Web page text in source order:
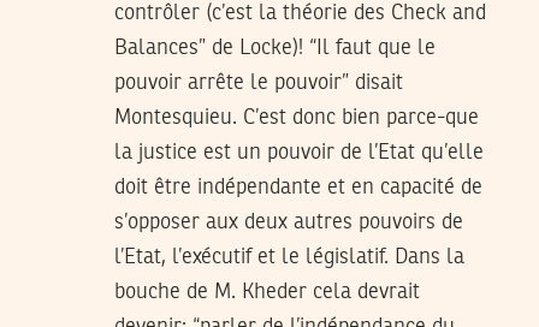
contrôler (c’est la théorie des Check and
Balances” de Locke)! “Il faut que le
pouvoir arrête le pouvoir” disait
Montesquieu. C’est donc bien parce-que
la justice est un pouvoir de l’Etat qu’elle
doit être indépendante et en capacité de
s’opposer aux deux autres pouvoirs de
l’Etat, l’exécutif et le législatif. Dans la
bouche de M. Kheder cela devrait